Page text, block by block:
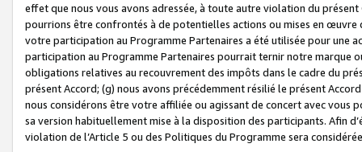
effet que nous vous avons adressée, à toute autre violation du
pourrions être confrontés à de potentielles actions ou mises en
votre participation au Programme Partenaires a été utilisée pour une
participation au Programme Partenaires pourrait ternir notre marque
obligations relatives au recouvrement des impôts dans le cadre du
présent Accord; (g) nous avons précédemment résilié le présent
nous considérons être votre affiliée ou agissant de concert avec vous
sa version habituellement mise à la disposition des participants. Afin
violation de l’Article 5 ou des Politiques du Programme sera